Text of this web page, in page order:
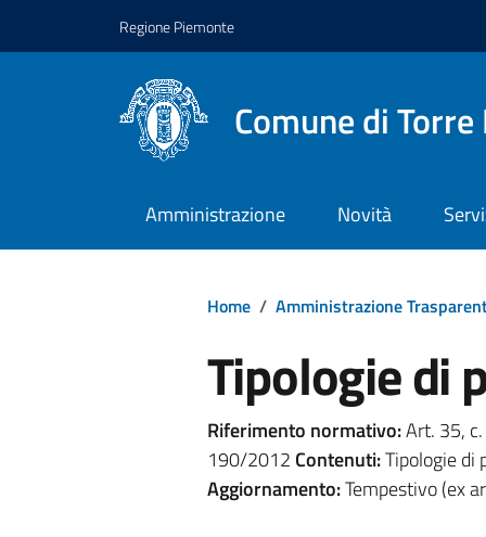
Regione Piemonte
Comune di
Amministrazione Novità
Home / Amministrazione
Tipologie di
Riferimento normativo:Art. 35, c.
190/2012 Contenuti:Tipologie di
Aggiornamento:Tempestivo (ex